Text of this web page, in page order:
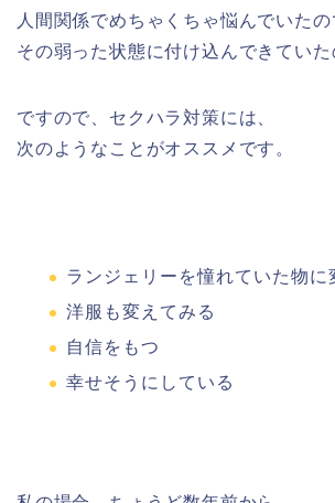
人間関係でめちゃくちゃ悩んでいたの
その弱った状態に付け込んできていた
ですので、セクハラ対策には、
次のようなことがオススメです。
ランジェリーを憧れていた物に
洋服も変えてみる
自信をもつ
幸せそうにしている